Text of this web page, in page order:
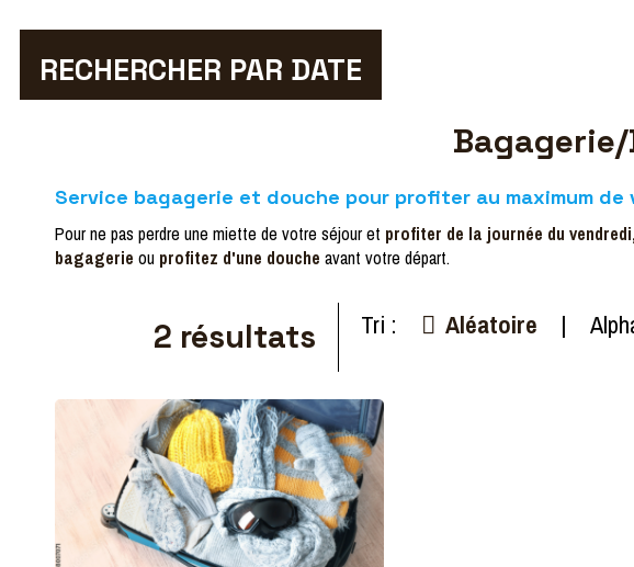
RECHERCHER PAR DATE
Service bagagerie et douche pour profiter au maximum de
Pour ne pas perdre une miette de votre séjour et profiter de la journée du
bagagerie ou profitez d'une douche avant votre départ.
2 résultats Tri : Aléatoire